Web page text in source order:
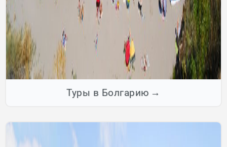
Туры в Болгарию